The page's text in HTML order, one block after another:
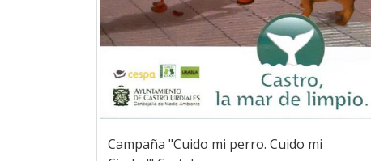
Campaña "Cuido mi perro. Cuido mi